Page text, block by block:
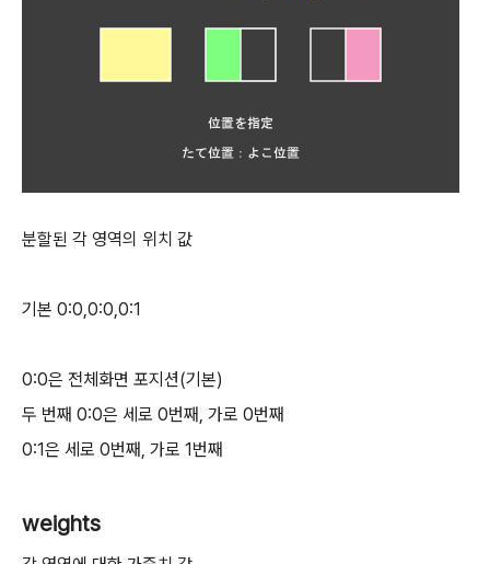
분할된 각 영역의 위치 값
기본 0:0,0:0,0:1
0:0은 전체화면 포지션(기본)
두 번째 0:0은 세로 0번째, 가로 0번째
0:1은 세로 0번째, 가로 1번째
weights